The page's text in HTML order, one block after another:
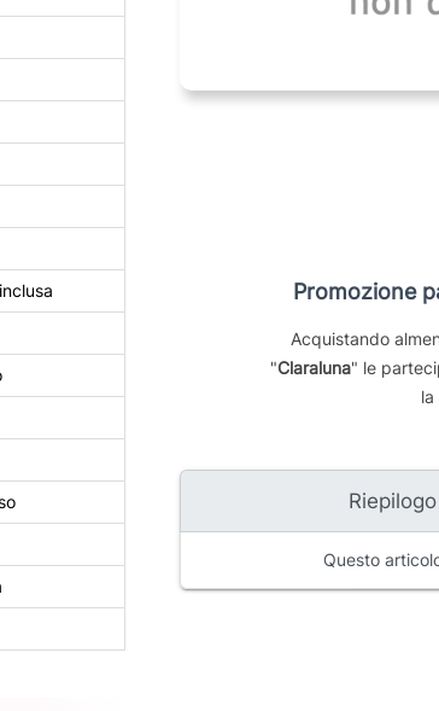
Promozione
Acquistando
"Claraluna" le
Questo